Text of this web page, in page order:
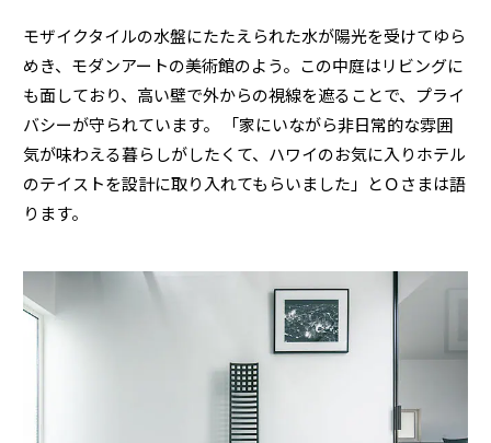
モザイクタイルの水盤にたたえられた水が陽光を受けてゆら
めき、モダンアートの美術館のよう。この中庭はリビングに
も面しており、高い壁で外からの視線を遮ることで、プライ
バシーが守られています。 「家にいながら非日常的な雰囲
気が味わえる暮らしがしたくて、ハワイのお気に入りホテル
のテイストを設計に取り入れてもらいました」とＯさまは語
ります。